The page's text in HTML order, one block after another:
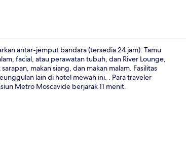
Ruang
antar-jemput bandara (tersedia 24 jam). Tamu
facial, atau perawatan tubuh, dan River Lounge,
makan siang, dan makan malam. Fasilitas
lain di hotel mewah ini. . Para traveler
Metro Moscavide berjarak 11 menit.